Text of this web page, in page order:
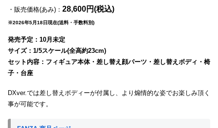
・販売価格(あみ)： 28,600円(税込)
※2026年5月18日現在(送料・手数料別)
発売予定：10月未定
サイズ：1/5スケール(全高約23cm)
セット内容：フィギュア本体・差し替え顔パーツ・差し替えボディ・椅
子・台座
DXver.では差し替えボディーが付属し、より煽情的な姿でお楽しみ頂く
事が可能です。